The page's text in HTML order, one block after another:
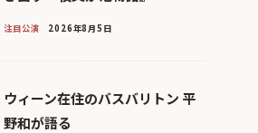
注目公演 2026年8月5日
ウィーン在住のバスバリトン 平
野和が語る